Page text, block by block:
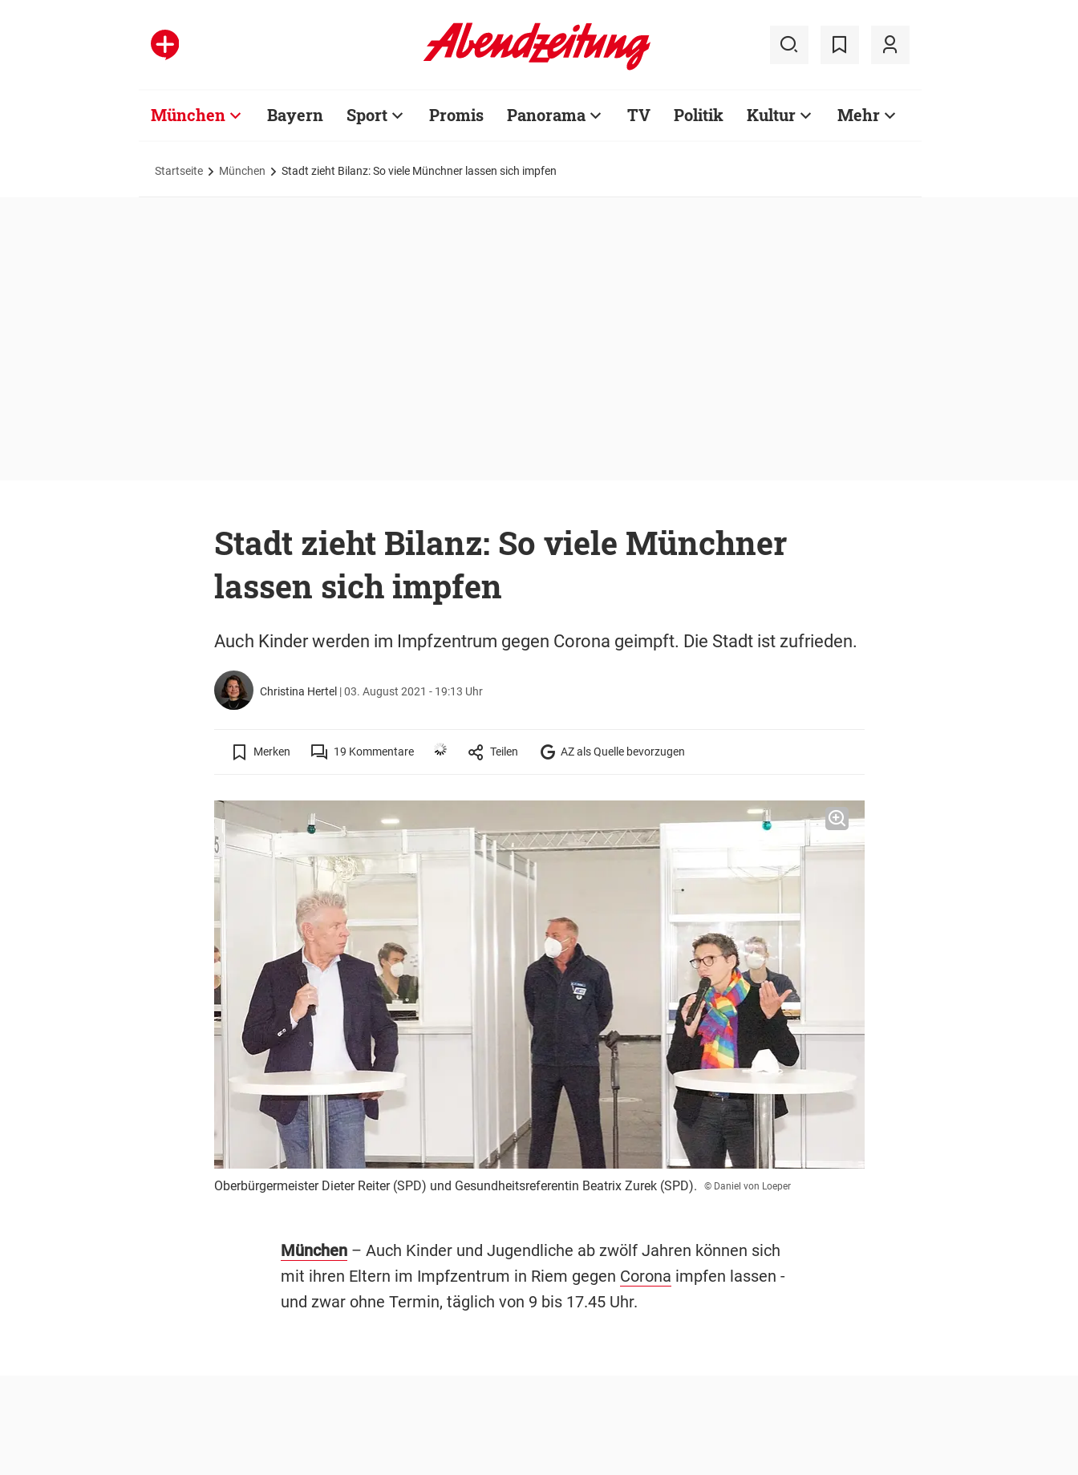
München Bayern Sport Promis Panorama TV Politik Kultur Mehr
Startseite München Stadt zieht Bilanz: So viele Münchner lassen sich impfen
Stadt zieht Bilanz: So viele Münchner
lassen sich impfen
Auch Kinder werden im Impfzentrum gegen Corona geimpft. Die Stadt ist zufrieden.
Christina Hertel |03. August 2021 - 19:13 Uhr
Merken 19 Kommentare Teilen AZ als Quelle bevorzugen
Oberbürgermeister Dieter Reiter (SPD) und Gesundheitsreferentin Beatrix Zurek (SPD). © Daniel von Loeper
München– Auch Kinder und Jugendliche ab zwölf Jahren können sich
mit ihren Eltern im Impfzentrum in Riem gegen Corona impfen lassen -
und zwar ohne Termin, täglich von 9 bis 17.45 Uhr.